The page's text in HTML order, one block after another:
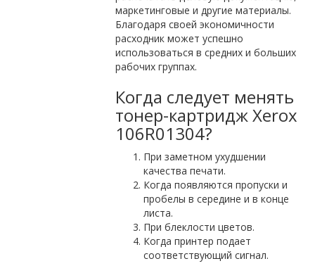
маркетинговые и другие материалы.
Благодаря своей экономичности
расходник может успешно
использоваться в средних и больших
рабочих группах.
Когда следует менять
тонер-картридж Xerox
106R01304?
При заметном ухудшении
качества печати.
Когда появляются пропуски и
пробелы в середине и в конце
листа.
При блеклости цветов.
Когда принтер подает
соответствующий сигнал.